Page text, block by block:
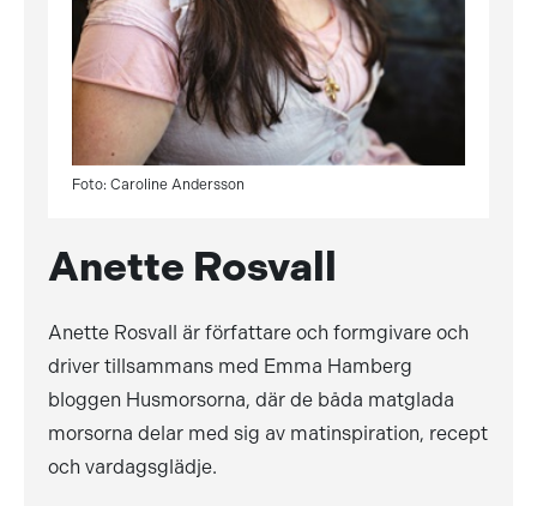
Foto: Caroline Andersson
Anette Rosvall
Anette Rosvall är författare och formgivare och
driver tillsammans med Emma Hamberg
bloggen Husmorsorna, där de båda matglada
morsorna delar med sig av matinspiration, recept
och vardagsglädje.